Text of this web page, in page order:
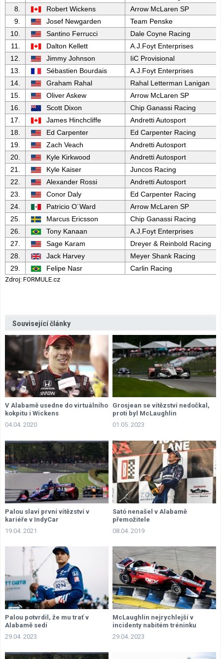
8.
Robert Wickens
Arrow McLaren SP
9.
Josef Newgarden
Team Penske
10.
Santino Ferrucci
Dale Coyne Racing
11.
Dalton Kellett
A.J.Foyt Enterprises
12.
Jimmy Johnson
IiC Provisional
13.
Sébastien Bourdais
A.J.Foyt Enterprises
14.
Graham Rahal
Rahal Letterman Lanigan
15.
Oliver Askew
Arrow McLaren SP
16.
Scott Dixon
Chip Ganassi Racing
17.
James Hinchcliffe
Andretti Autosport
18.
Ed Carpenter
Ed Carpenter Racing
19.
Zach Veach
Andretti Autosport
20.
Kyle Kirkwood
Andretti Autosport
21.
Kyle Kaiser
Juncos Racing
22.
Alexander Rossi
Andretti Autosport
23.
Conor Daly
Ed Carpenter Racing
24.
Patricio O´Ward
Arrow McLaren SP
25.
Marcus Ericsson
Chip Ganassi Racing
26.
Tony Kanaan
A.J.Foyt Enterprises
27.
Sage Karam
Dreyer & Reinbold Racing
28.
Jack Harvey
Meyer Shank Racing
29.
Felipe Nasr Carlin Racing
Zdroj: FORMULE.cz
Související články
V Alabamě usedne do virtuálního
kokpitu i Wickens
04.04. 2020
Grosjean se vítězství nedočkal,
proti byl McLaughlin
01.05. 2023
Palou slaví první vítězství v
kariéře v IndyCar
19.04. 2021
Sató nenašel v Alabamě
přemožitele
08.04. 2019
Palou potvrdil, že mu trať v
Alabamě sedí
29.04. 2023
McLaughlin nejrychlejší v
incidenty nabitém tréninku
29.04. 2023